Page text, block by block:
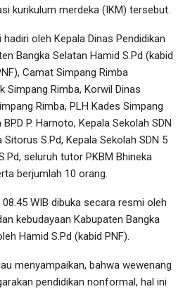
kurikulum merdeka (IKM) tersebut.
oleh Kepala Dinas Pendidikan
Bangka Selatan Hamid S.Pd (kabid
Camat Simpang Rimba
Simpang Rimba, Korwil Dinas
Rimba, PLH Kades Simpang
P. Harnoto, Kepala Sekolah SDN
S.Pd, Kepala Sekolah SDN 5
seluruh tutor PKBM Bhineka
berjumlah 10 orang.
WIB dibuka secara resmi oleh
kebudayaan Kabupaten Bangka
Hamid S.Pd (kabid PNF).
menyampaikan, bahwa wewenang
pendidikan nonformal, hal ini